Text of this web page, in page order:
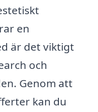
en
är det viktigt
och
Genom att
kan du